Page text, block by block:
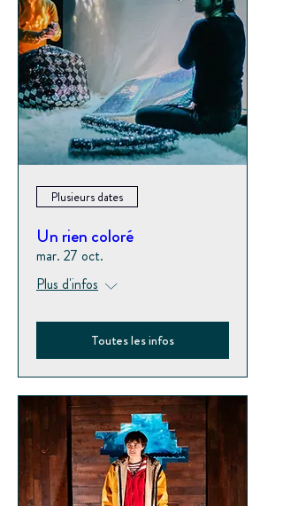
Plusieurs dates
Un rien coloré
mar. 27 oct.
Plus d'infos
Toutes les infos